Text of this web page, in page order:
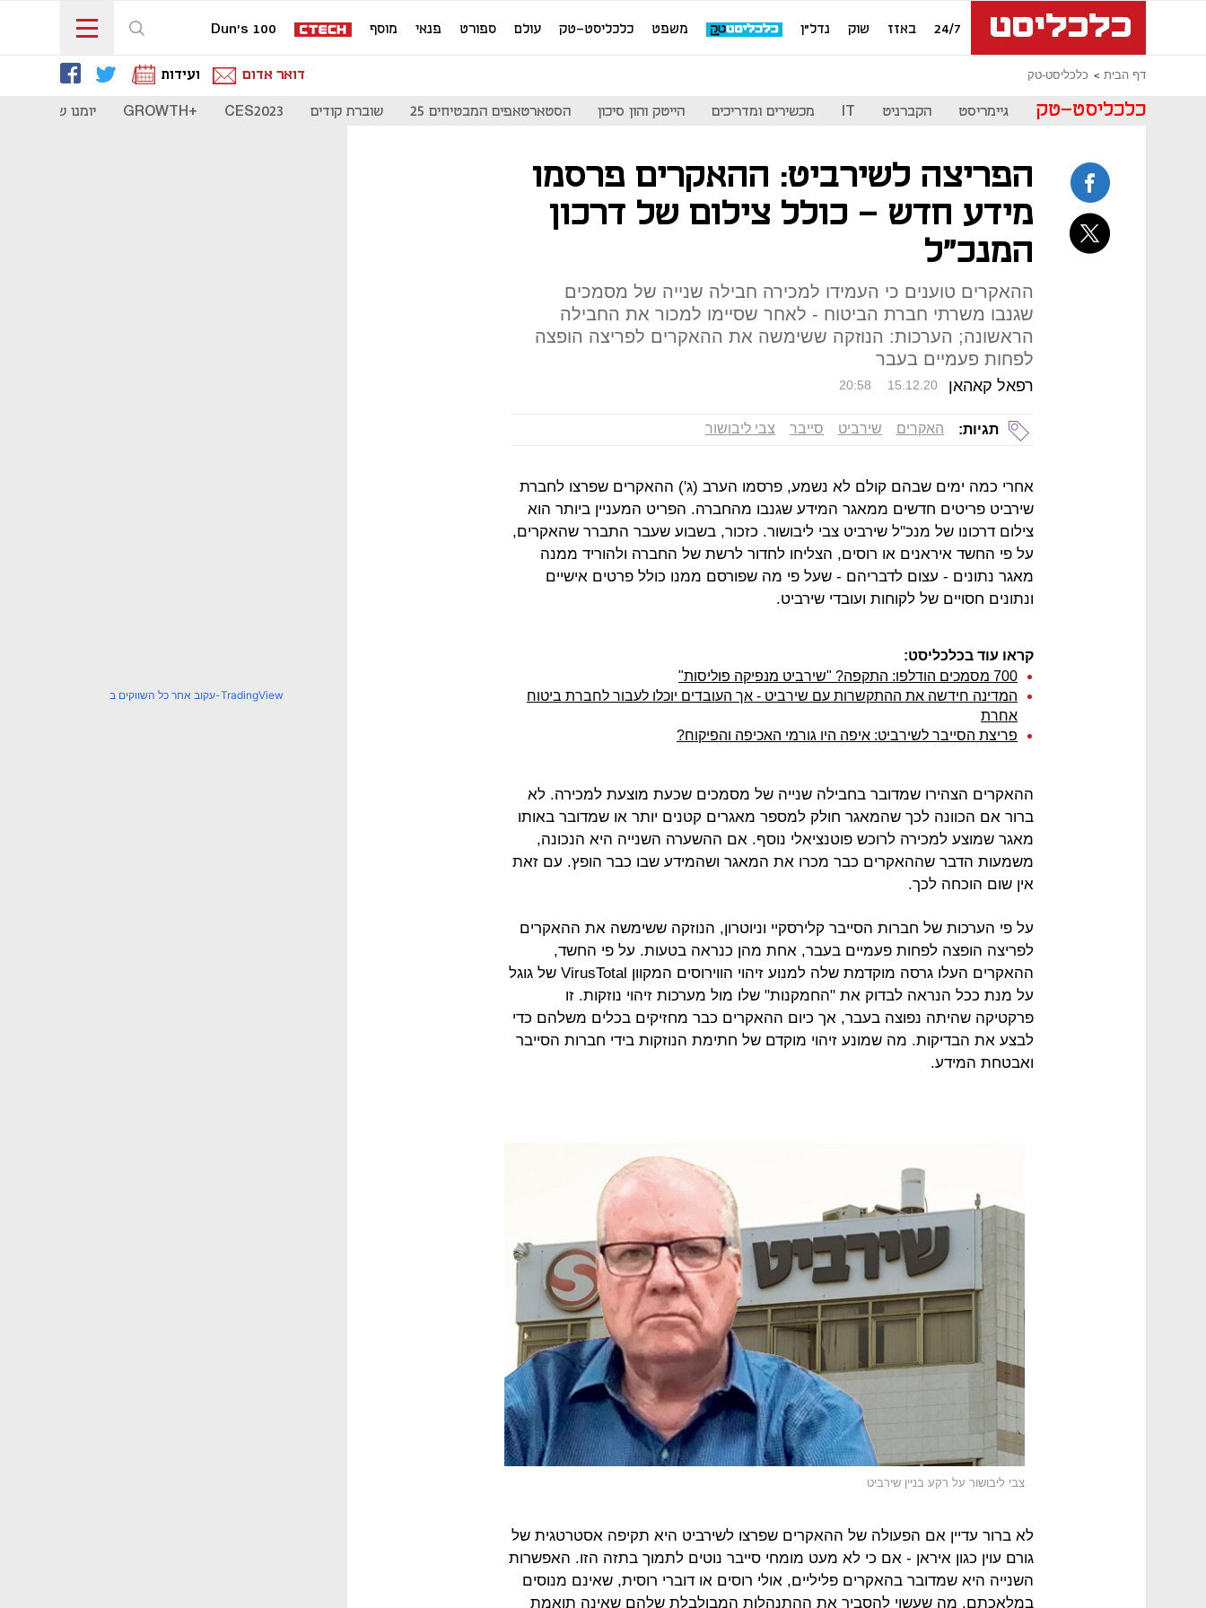
24/7 באזז שוק נדל"ן משפט כלכליסט-טק עולם ספורט פנאי מוסף Dun's 100
דף הבית כלכליסט-טק דואר אדום ועידות
כלכליסט-טק גיימריסט הקברניט IT מכשירים ומדריכים הייטק והון סיכון הסטארטאפים המבטיחים 25 שוברת קודים CES2023
+GROWTH יומנו של
הפריצה לשירביט: ההאקרים פרסמו
מידע חדש - כולל צילום של דרכון
המנכ"ל
ההאקרים טוענים כי העמידו למכירה חבילה שנייה של מסמכים
שגנבו משרתי חברת הביטוח - לאחר שסיימו למכור את החבילה
הראשונה; הערכות: הנוזקה ששימשה את ההאקרים לפריצה הופצה
לפחות פעמיים בעבר
רפאל קאהאן 20:58 15.12.20
תגיות: האקרים שירביט סייבר צבי ליבושור
אחרי כמה ימים שבהם קולם לא נשמע, פרסמו הערב (ג') ההאקרים שפרצו לחברת
שירביט פריטים חדשים ממאגר המידע שגנבו מהחברה. הפריט המעניין ביותר הוא
צילום דרכונו של מנכ''ל שירביט צבי ליבושור. כזכור, בשבוע שעבר התברר שהאקרים,
על פי החשד איראנים או רוסים, הצליחו לחדור לרשת של החברה ולהוריד ממנה
מאגר נתונים - עצום לדבריהם - שעל פי מה שפורסם ממנו כולל פרטים אישיים
ונתונים חסויים של לקוחות ועובדי שירביט.
קראו עוד בכלכליסט:
700 מסמכים הודלפו: התקפה? "שירביט מנפיקה פוליסות"
המדינה חידשה את ההתקשרות עם שירביט - אך העובדים יוכלו לעבור לחברת ביטוח
אחרת
פריצת הסייבר לשירביט: איפה היו גורמי האכיפה והפיקוח?
ההאקרים הצהירו שמדובר בחבילה שנייה של מסמכים שכעת מוצעת למכירה. לא
ברור אם הכוונה לכך שהמאגר חולק למספר מאגרים קטנים יותר או שמדובר באותו
מאגר שמוצע למכירה לרוכש פוטנציאלי נוסף. אם ההשערה השנייה היא הנכונה,
משמעות הדבר שההאקרים כבר מכרו את המאגר ושהמידע שבו כבר הופץ. עם זאת
אין שום הוכחה לכך.
על פי הערכות של חברות הסייבר קלירסקיי וניוטרון, הנוזקה ששימשה את ההאקרים
לפריצה הופצה לפחות פעמיים בעבר, אחת מהן כנראה בטעות. על פי החשד,
ההאקרים העלו גרסה מוקדמת שלה למנוע זיהוי הווירוסים המקוון VirusTotal של גוגל
על מנת ככל הנראה לבדוק את "החמקנות" שלו מול מערכות זיהוי נוזקות. זו
פרקטיקה שהיתה נפוצה בעבר, אך כיום ההאקרים כבר מחזיקים בכלים משלהם כדי
לבצע את הבדיקות. מה שמונע זיהוי מוקדם של חתימת הנוזקות בידי חברות הסייבר
ואבטחת המידע.
צבי ליבושור על רקע בניין שירביט
לא ברור עדיין אם הפעולה של ההאקרים שפרצו לשירביט היא תקיפה אסטרטגית של
גורם עוין כגון איראן - אם כי לא מעט מומחי סייבר נוטים לתמוך בתזה הזו. האפשרות
השנייה היא שמדובר בהאקרים פליליים, אולי רוסים או דוברי רוסית, שאינם מנוסים
במלאכתם. מה שעשוי להסביר את ההתנהלות המבולבלת שלהם שאינה תואמת
עקוב אחר כל השווקים ב-TradingView